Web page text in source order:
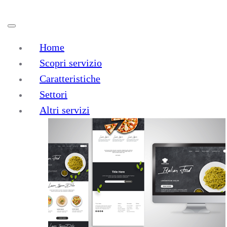
Home
Scopri servizio
Caratteristiche
Settori
Altri servizi
Realizzazione
Eccomerce
a Lusernetta
E-commerce personalizzati e